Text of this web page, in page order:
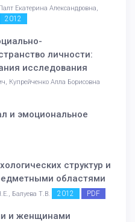
Екатерина Александровна,
2012
личности:
исследования
Купрейченко Алла Борисовна
и эмоциональное
структур и
областями
Балуева Т.В. 2012 PDF
и женщинами